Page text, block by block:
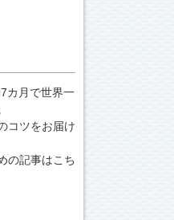
カ月で世界一
コツをお届け
の記事はこち